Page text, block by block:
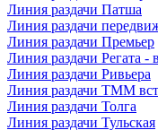
Линия раздачи Патша
Линия раздачи
Линия раздачи Премьер
Линия раздачи Регата -
Линия раздачи Ривьера
Линия раздачи ТММ
Линия раздачи Толга
Линия раздачи Тульская